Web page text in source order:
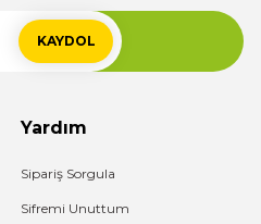
KAYDOL
Yardım
Sipariş Sorgula
Sifremi Unuttum